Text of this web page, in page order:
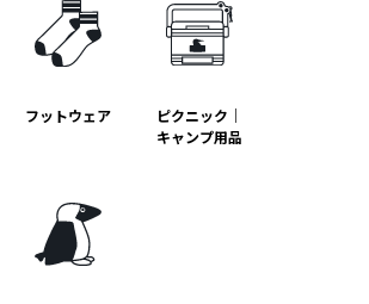
フットウェア
ピクニック｜
キャンプ用品